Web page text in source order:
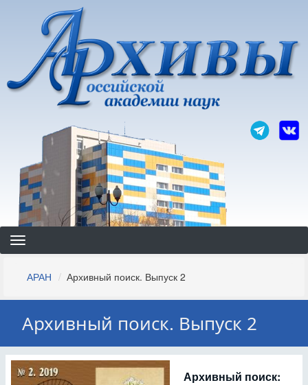
основному
содержанию
Строка
навигации
АРАН Архивный поиск. Выпуск 2
Архивный поиск. Выпуск 2
Архивный поиск: